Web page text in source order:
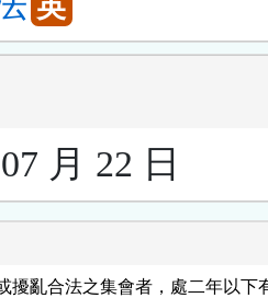
英
月 22 日
擾亂合法之集會者，處二年以下